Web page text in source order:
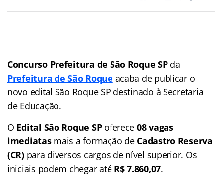
Concurso Prefeitura de São Roque SPda
Prefeitura de São Roque acaba de publicar o
novo edital São Roque SP destinado à Secretaria
de Educação.
O Edital São Roque SPoferece 08 vagas
imediatasmais a formação de Cadastro Reserva
(CR)para diversos cargos de nível superior. Os
iniciais podem chegar até R$ 7.860,07.